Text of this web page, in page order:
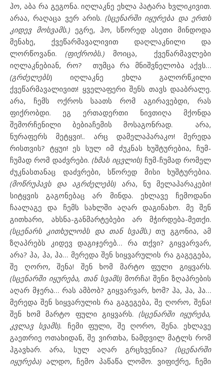
ჰო, აბა რა გეგონა. იღლაკნე ეხლა პატარა ხვლიკივით.
არაა, რაღაცა ვერ არის.(სცენარში იყურება და ერთს
კიდევ მოსვამს.)ეგრე, ჰო, სწორედ ასეთი მინდოდა
მენახე, ქვეწარმავალივით დაღლაკნილი და
ლორწოვანი. (ფიქრობს.) მოიცა,
ქვეწარმავლები
იღლაკნებიან, რო?
თუმცა რა მნიშვნელობა აქვს…
(გრძელებს) იღლაკნე ეხლა გალორწკილი
ქვეწარმავალივით! ყველაფერი შენს თავს დააბრალე.
არა, ჩემს ოქროს საათს რომ აგირავებდი, რას
ფიქრობდი. ეგ ერთადერთი ნივთიღა მქონდა
შემორჩენილი ბებიაჩემის მოსაგონრად.
არა,
ნურაფერს მეტყვი!.. არც დამელაპარაკო! მერედა
რისთვის? ტყუი! ეს სულ იმ ძუკნას ხუშტურებია, ჩუმ-
ჩუმად რომ დაძვრები. (ხმას იცვლის) ჩუმ-ჩუმად რომელ
ძუკნასთანაც დაძვრები, სწორედ მისი ხუშტურებია.
(მოწრუპავს და აგრძელებს) არა, ნუ მელაპარაკები!
სიტყვის გაგონებაც არ მინდა. ეხლავე ჩემოდანი
ჩაალაგე და ჩემს სახლში აღარ დაგინახო. მე შენ
გითხარი, ახსნა-განმარტებები არ მჭირდება-მეთქი.
(სცენარს კითხულობს და თან სვამს.) თუ გგონია, ამ
ზღაპრებს კიდევ დაგიჯერებ… რა თქვი? გიყვარვარ,
არა? ჰა, ჰა, ჰა… მერედა შენ სიყვარულის რა გაგეგება,
შე ღორო, შენა! შენ ხომ მარტო ფული გიყვარს.
(სცენარში იყურება, თან სვამს) მორჩა! შენი ზღაპრების
აღარ მჯერა… რას ამბობ? გიყვარვარ, ხომ? ჰა, ჰა, ჰა…
მერედა შენ სიყვარულის რა გაგეგება, შე ღორო, შენა!
შენ ხომ მარტო ფული გიყვარს. (სცენარში იყურება,
კვლავ სვამს).
ჩემი ფული, შე ღორო, შენა. ეხლავე
გაეთრიე ოთახიდან, შე ვირთხა, ნამდვილ მატლს რომ
ჰგავხარ. არა, სულ აღარ გრცხვენია? (სცენარში
იყურება) ალდო, ჩემო პაწაწა ლომო. ვიფიქრე, ჩემი